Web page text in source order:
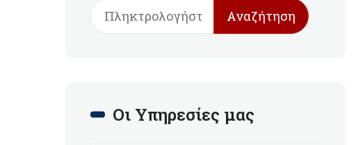
Αναζήτηση
Οι Υπηρεσίες μας